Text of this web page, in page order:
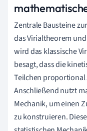
Zentrale Bausteine
das Virialtheorem
wird das klassische
besagt, dass die
Teilchen
Anschließend nutzt
Mechanik, um einen
zu konstruieren.